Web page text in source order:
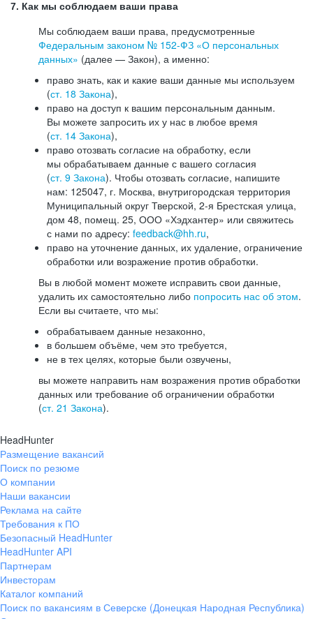
7. Как мы соблюдаем ваши права
Мы соблюдаем ваши права, предусмотренные
Федеральным законом № 152-ФЗ «О персональных
данных» (далее — Закон), а именно:
право знать, как и какие ваши данные мы используем
(ст. 18 Закона),
право на доступ к вашим персональным данным.
Вы можете запросить их у нас в любое время
(ст. 14 Закона),
право отозвать согласие на обработку, если
мы обрабатываем данные с вашего согласия
(ст. 9 Закона). Чтобы отозвать согласие, напишите
нам: 125047, г. Москва, внутригородская территория
Муниципальный округ Тверской, 2-я Брестская улица,
дом 48, помещ. 25, ООО «Хэдхантер» или свяжитесь
с нами по адресу: feedback@hh.ru,
право на уточнение данных, их удаление, ограничение
обработки или возражение против обработки.
Вы в любой момент можете исправить свои данные,
удалить их самостоятельно либо попросить нас об этом.
Если вы считаете, что мы:
обрабатываем данные незаконно,
в большем объёме, чем это требуется,
не в тех целях, которые были озвучены,
вы можете направить нам возражения против обработки
данных или требование об ограничении обработки
(ст. 21 Закона).
HeadHunter
Размещение вакансий
Поиск по резюме
О компании
Наши вакансии
Реклама на сайте
Требования к ПО
Безопасный HeadHunter
HeadHunter API
Партнерам
Инвесторам
Каталог компаний
Поиск по вакансиям в Северске (Донецкая Народная Республика)